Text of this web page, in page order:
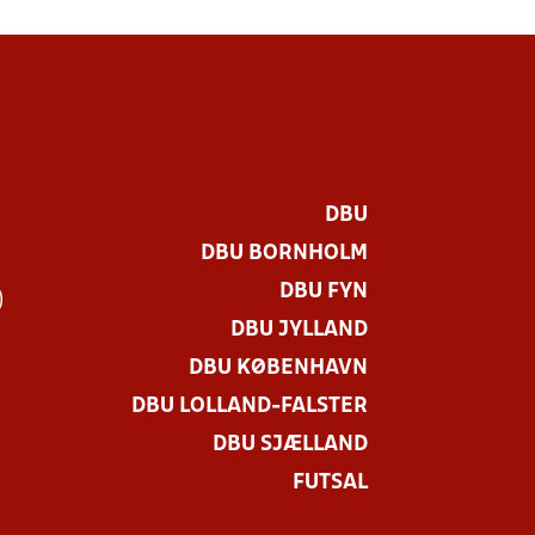
DBU
DBU BORNHOLM
DBU FYN
DBU JYLLAND
DBU KØBENHAVN
DBU LOLLAND-FALSTER
DBU SJÆLLAND
FUTSAL